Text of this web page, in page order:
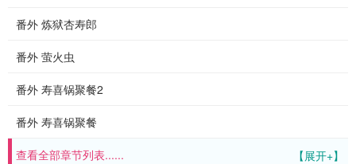
番外 炼狱杏寿郎
番外 萤火虫
番外 寿喜锅聚餐2
番外 寿喜锅聚餐
【展开+】
查看全部章节列表......